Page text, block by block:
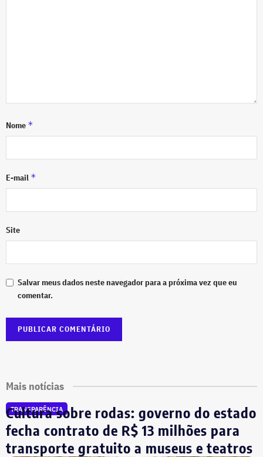
Nome *
E-mail *
Site
Salvar meus dados neste navegador para a próxima vez que eu
comentar.
Mais notícias
TRANSPARÊNCIA
Cultura sobre rodas: governo do estado
fecha contrato de R$ 13 milhões para
transporte gratuito a museus e teatros